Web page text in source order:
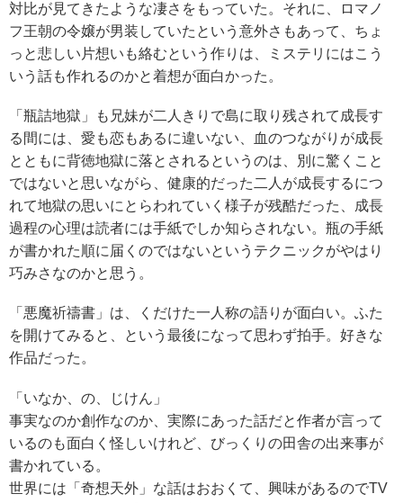
対比が見てきたような凄さをもっていた。それに、ロマノ
フ王朝の令嬢が男装していたという意外さもあって、ちょ
っと悲しい片想いも絡むという作りは、ミステリにはこう
いう話も作れるのかと着想が面白かった。
「瓶詰地獄」も兄妹が二人きりで島に取り残されて成長す
る間には、愛も恋もあるに違いない、血のつながりが成長
とともに背徳地獄に落とされるというのは、別に驚くこと
ではないと思いながら、健康的だった二人が成長するにつ
れて地獄の思いにとらわれていく様子が残酷だった、成長
過程の心理は読者には手紙でしか知らされない。瓶の手紙
が書かれた順に届くのではないというテクニックがやはり
巧みさなのかと思う。
「悪魔祈禱書」は、くだけた一人称の語りが面白い。ふた
を開けてみると、という最後になって思わず拍手。好きな
作品だった。
「いなか、の、じけん」
事実なのか創作なのか、実際にあった話だと作者が言って
いるのも面白く怪しいけれど、びっくりの田舎の出来事が
書かれている。
世界には「奇想天外」な話はおおくて、興味があるのでTV